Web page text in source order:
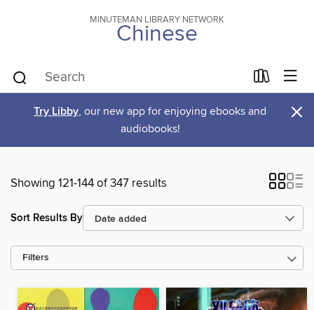
MINUTEMAN LIBRARY NETWORK
Chinese
Try Libby, our new app for enjoying ebooks and
audiobooks!
×
Showing 121-144 of 347 results
Sort Results By
Filters